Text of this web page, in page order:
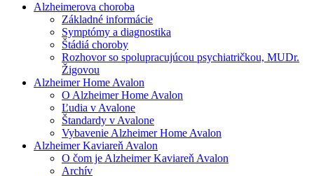
Alzheimerova choroba
Základné informácie
Symptómy a diagnostika
Štádiá choroby
Rozhovor so spolupracujúcou psychiatričkou, MUDr.
Žigovou
Alzheimer Home Avalon
O Alzheimer Home Avalon
Ľudia v Avalone
Štandardy v Avalone
Vybavenie Alzheimer Home Avalon
Alzheimer Kaviareň Avalon
O čom je Alzheimer Kaviareň Avalon
Archív